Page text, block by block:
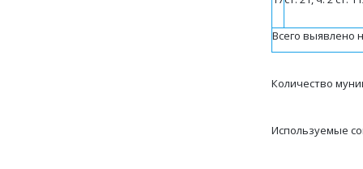
Всего выявлено
Количество
Используемые